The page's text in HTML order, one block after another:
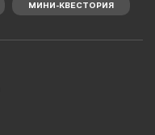
МИНИ-КВЕСТОРИЯ